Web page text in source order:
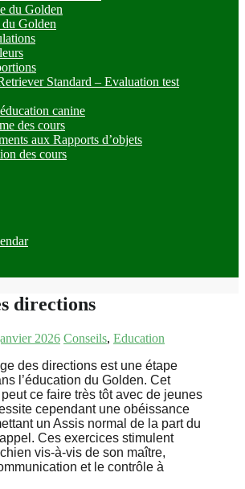
du Golden
du Golden
Standard – Evaluation test
canine
des cours
aux Rapports d’objets
des cours
directions
2026 Conseils, Education
des directions est une étape
l’éducation du Golden. Cet
ce faire très tôt avec de jeunes
cependant une obéissance
un Assis normal de la part du
Ces exercices stimulent
chien vis-à-vis de son maître,
et le contrôle à